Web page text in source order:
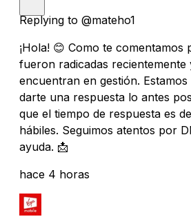
Replying to @mateho1
¡Hola! 😊 Como te comentamos
fueron radicadas recientemente
encuentran en gestión.
darte una respuesta lo antes
que el tiempo de respuesta es
hábiles. Seguimos atentos por
ayuda. 📩
hace 4 horas